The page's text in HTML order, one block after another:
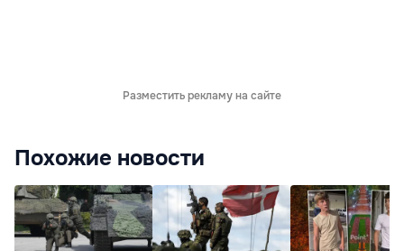
Разместить рекламу на сайте
Похожие новости